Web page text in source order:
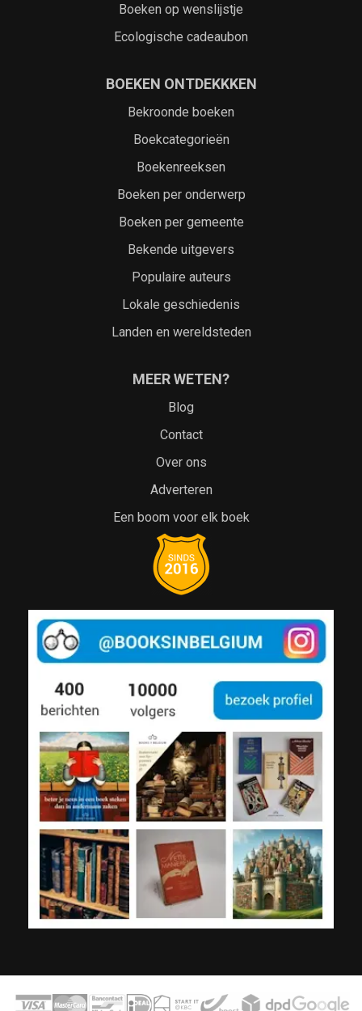
Boeken op wenslijstje
Ecologische cadeaubon
BOEKEN ONTDEKKKEN
Bekroonde boeken
Boekcategorieën
Boekenreeksen
Boeken per onderwerp
Boeken per gemeente
Bekende uitgevers
Populaire auteurs
Lokale geschiedenis
Landen en wereldsteden
MEER WETEN?
Blog
Contact
Over ons
Adverteren
Een boom voor elk boek